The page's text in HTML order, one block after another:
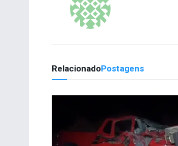
RelacionadoPostagens